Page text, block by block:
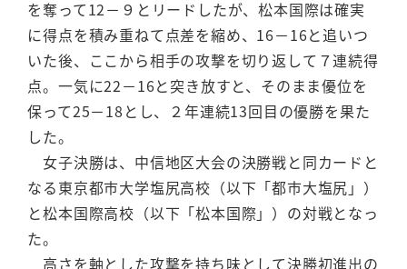
を奪って12－９とリードしたが、松本国際は確実
に得点を積み重ねて点差を縮め、16－16と追いつ
いた後、ここから相手の攻撃を切り返して７連続得
点。一気に22－16と突き放すと、そのまま優位を
保って25－18とし、２年連続13回目の優勝を果た
した。
女子決勝は、中信地区大会の決勝戦と同カードと
なる東京都市大学塩尻高校（以下「都市大塩尻」）
と松本国際高校（以下「松本国際」）の対戦となっ
た。
高さを軸とした攻撃を持ち味として決勝初進出の